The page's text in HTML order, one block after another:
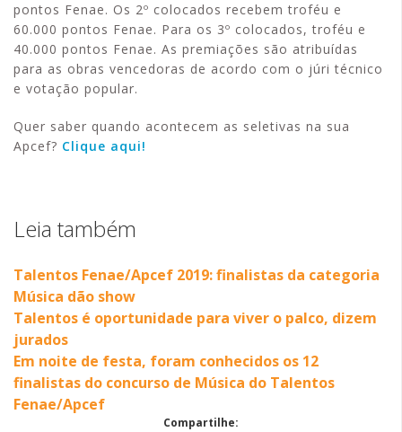
pontos Fenae. Os 2º colocados recebem troféu e
60.000 pontos Fenae. Para os 3º colocados, troféu e
40.000 pontos Fenae. As premiações são atribuídas
para as obras vencedoras de acordo com o júri técnico
e votação popular.
Quer saber quando acontecem as seletivas na sua
Apcef? Clique aqui!
Leia também
Talentos Fenae/Apcef 2019: finalistas da categoria
Música dão show
Talentos é oportunidade para viver o palco, dizem
jurados
Em noite de festa, foram conhecidos os 12
finalistas do concurso de Música do Talentos
Fenae/Apcef
Compartilhe: